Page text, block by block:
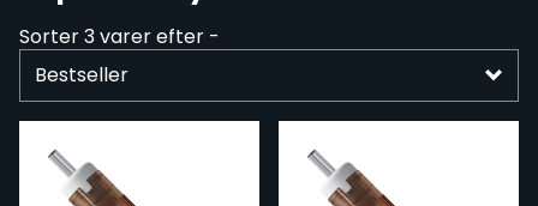
Sorter3varer efter -